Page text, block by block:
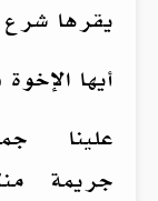
يقرها
أيها
علينا
جريمة